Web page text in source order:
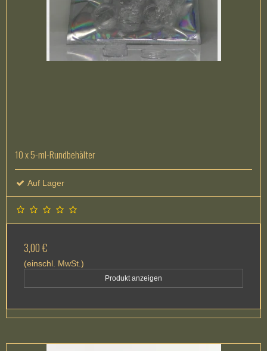
10 x 5-ml-Rundbehälter
Auf Lager
3,00 €
(einschl. MwSt.)
Produkt anzeigen